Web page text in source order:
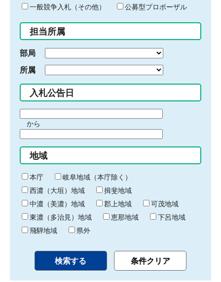
ド
入
力
一般競争入札（その他）
公募型プロポーザル
担当所属
部局
所属
入札公告日
間
始
り
から
間
終
わ
り
地域
本庁
岐阜地域（本庁除く）
西濃（大垣）地域
揖斐地域
中濃（美濃）地域
郡上地域
可茂地域
東濃（多治見）地域
恵那地域
下呂地域
飛騨地域
県外